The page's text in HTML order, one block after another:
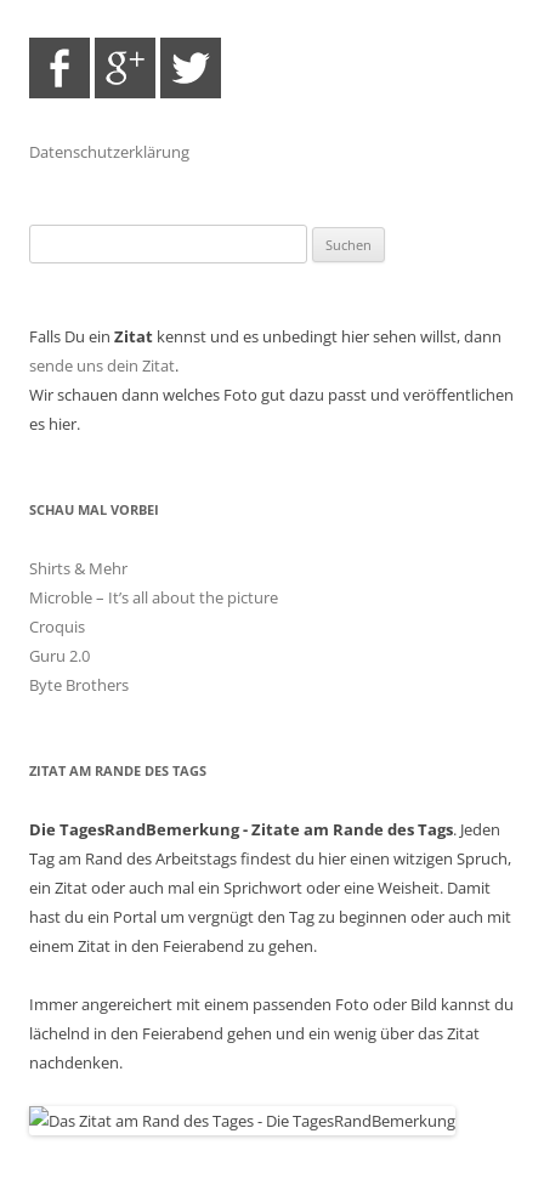
Datenschutzerklärung
nach:
Falls Du ein Zitat kennst und es unbedingt hier sehen willst, dann
sende uns dein Zitat.
Wir schauen dann welches Foto gut dazu passt und veröffentlichen
es hier.
SCHAU MAL VORBEI
Shirts & Mehr
Microble – It’s all about the picture
Croquis
Guru 2.0
Byte Brothers
ZITAT AM RANDE DES TAGS
Die TagesRandBemerkung - Zitate am Rande des Tags. Jeden
Tag am Rand des Arbeitstags findest du hier einen witzigen Spruch,
ein Zitat oder auch mal ein Sprichwort oder eine Weisheit. Damit
hast du ein Portal um vergnügt den Tag zu beginnen oder auch mit
einem Zitat in den Feierabend zu gehen.
Immer angereichert mit einem passenden Foto oder Bild kannst du
lächelnd in den Feierabend gehen und ein wenig über das Zitat
nachdenken.